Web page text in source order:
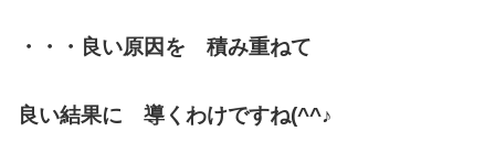
・・・良い原因を 積み重ねて
良い結果に 導くわけですね(^^♪